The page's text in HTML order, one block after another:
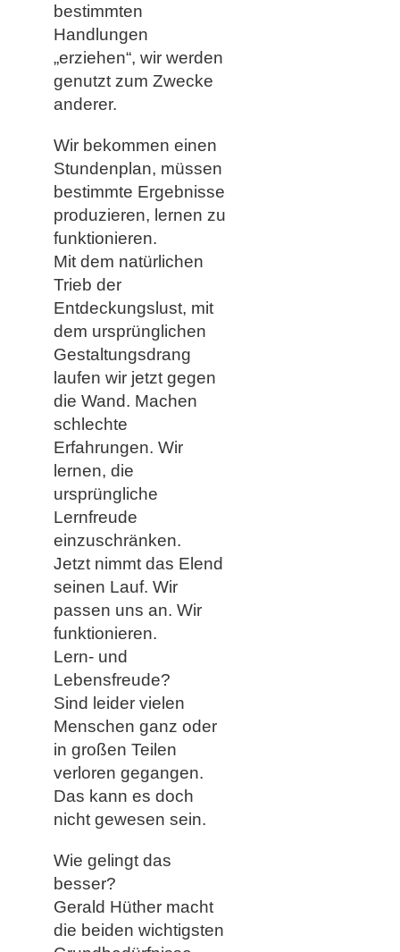
bestimmten
Handlungen
„erziehen“, wir werden
genutzt zum Zwecke
anderer.
Wir bekommen einen
Stundenplan, müssen
bestimmte Ergebnisse
produzieren, lernen zu
funktionieren.
Mit dem natürlichen
Trieb der
Entdeckungslust, mit
dem ursprünglichen
Gestaltungsdrang
laufen wir jetzt gegen
die Wand. Machen
schlechte
Erfahrungen. Wir
lernen, die
ursprüngliche
Lernfreude
einzuschränken.
Jetzt nimmt das Elend
seinen Lauf. Wir
passen uns an. Wir
funktionieren.
Lern- und
Lebensfreude?
Sind leider vielen
Menschen ganz oder
in großen Teilen
verloren gegangen.
Das kann es doch
nicht gewesen sein.
Wie gelingt das
besser?
Gerald Hüther macht
die beiden wichtigsten